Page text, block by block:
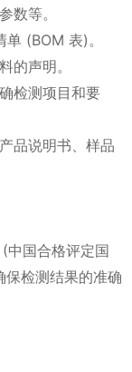
数等。
(BOM 表)。
的声明。
检测项目和要
品说明书、样品
中国合格评定国
保检测结果的准确